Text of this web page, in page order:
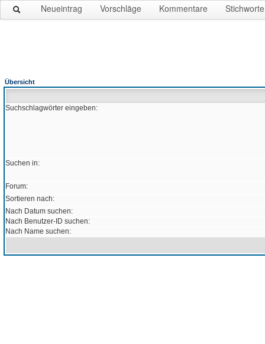
Neueintrag Vorschläge Kommentare Stichworte
Übersicht
Suchschlagwörter eingeben:
Suchen in:
Forum:
Sortieren nach:
Nach Datum suchen:
Nach Benutzer-ID suchen:
Nach Name suchen: